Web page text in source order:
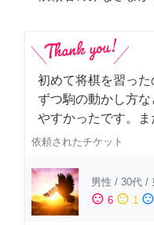
初めて将棋を習っ
ずつ駒の動かし方
やすかったです。ま
依頼されたチケット
男性 / 30代 /
sentiment_satisfied 6 sentiment_neutral 1 sentiment_dissatisfied